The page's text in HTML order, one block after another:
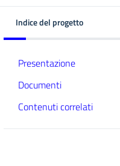
Indice del progetto
Presentazione
Documenti
Contenuti correlati